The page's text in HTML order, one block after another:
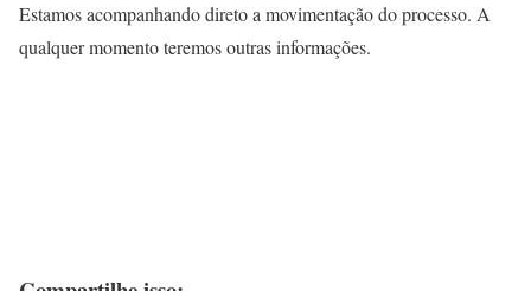
Estamos acompanhando direto a movimentação do processo. A
qualquer momento teremos outras informações.